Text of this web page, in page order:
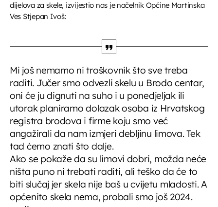
Melodija dana
08:15 - 08:45
Vijesti
08:45 - 09:00
dijelova za skele, izvijestio nas je načelnik Općine Martinska
Ves Stjepan Ivoš:
Mi još nemamo ni troškovnik što sve treba
raditi. Jučer smo odvezli skelu u Brodo centar,
oni će ju dignuti na suho i u ponedjeljak ili
utorak planiramo dolazak osoba iz Hrvatskog
registra brodova i firme koju smo već
angažirali da nam izmjeri debljinu limova. Tek
tad ćemo znati što dalje.
Ako se pokaže da su limovi dobri, možda neće
ništa puno ni trebati raditi, ali teško da će to
biti slučaj jer skela nije baš u cvijetu mladosti. A
općenito skela nema, probali smo još 2024.